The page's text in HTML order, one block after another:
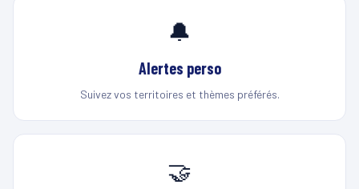
🔔
Alertes perso
Suivez vos territoires et thèmes préférés.
🤝